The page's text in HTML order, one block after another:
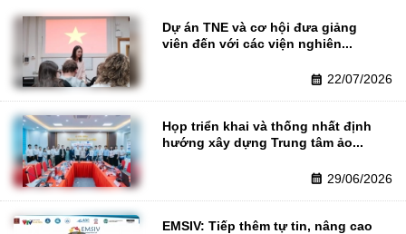
Dự án TNE và cơ hội đưa giảng
viên đến với các viện nghiên...
calendar_month 22/07/2026
Họp triển khai và thống nhất định
hướng xây dựng Trung tâm ảo...
calendar_month 29/06/2026
EMSIV: Tiếp thêm tự tin, nâng cao